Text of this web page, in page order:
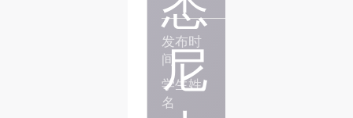
发布时
间
学生姓
名